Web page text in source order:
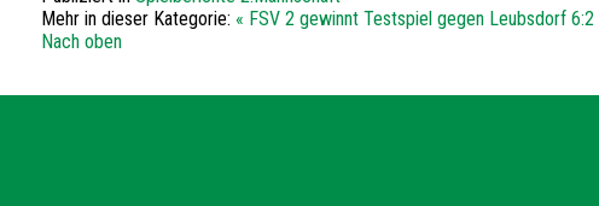
Mehr in dieser Kategorie: « FSV 2 gewinnt Testspiel gegen Leubsdorf 6:2
Nach oben